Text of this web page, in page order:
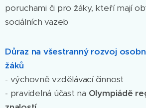
poruchami či pro žáky, kteří mají
sociálních vazeb
Důraz na všestranný rozvoj
žáků
- výchovně vzdělávací činnost
- pravidelná účast na Olympiádě